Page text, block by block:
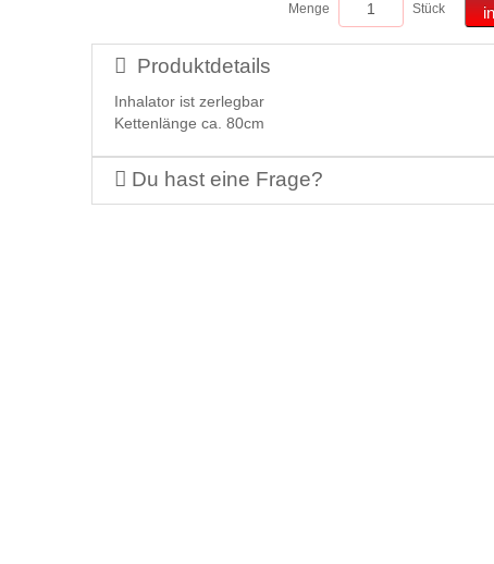
Menge Stück
Produktdetails
Inhalator ist zerlegbar
Kettenlänge ca. 80cm
Du hast eine Frage?